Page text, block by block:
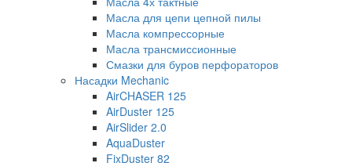
Масла для цепи цепной пилы
Масла компрессорные
Масла трансмиссионные
Смазки для буров перфораторов
Насадки Mechanic
AirCHASER 125
AirDuster 125
AirSlider 2.0
AquaDuster
FixDuster 82